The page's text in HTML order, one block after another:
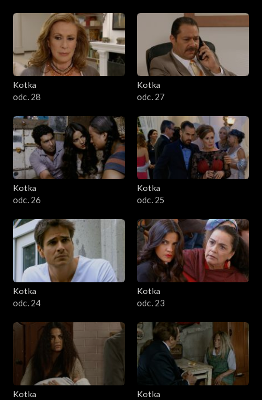
Kotka
odc. 28
Kotka
odc. 27
Kotka
odc. 26
Kotka
odc. 25
Kotka
odc. 24
Kotka
odc. 23
Kotka
Kotka